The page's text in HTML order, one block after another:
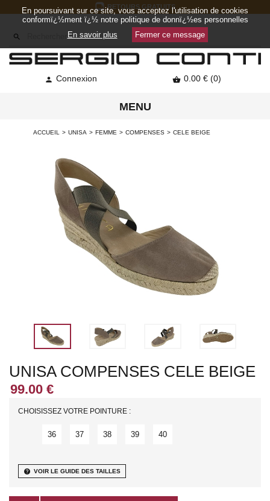
RETOURS GRATUITS

 Connexion  0.00 € (0)
MENU
ACCUEIL UNISA FEMME COMPENSES CELE BEIGE
UNISA COMPENSES CELE BEIGE
CHOISISSEZ VOTRE POINTURE :
36 37 38 39 40
help VOIR LE GUIDE DES TAILLES
En poursuivant sur ce site, vous acceptez l'utilisation de cookies
conformï¿½ment ï¿½ notre politique de donnï¿½es personnelles
En savoir plus
Fermer ce message